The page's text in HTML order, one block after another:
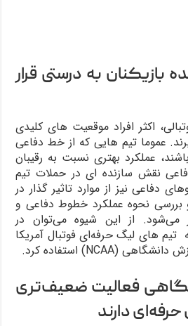
بازیکنان به درستی قرار
اکثر افراد موقعیت های کلیدی
عموما تیم هایی که از خط دفاعی
عملکرد بهتری نسبت به رقیبان
نقش سازنده ای در حملات تیم
دفاعی نیز از موارد تاثیر گذار در
بررسی نحوه عملکرد خطوط دفاعی و
می‌شود. از این شیوه می‌توان در
تیم های لیگ حرفه‌ای فوتبال آمریکا
فعالیت ضعیف‌تری
دارند